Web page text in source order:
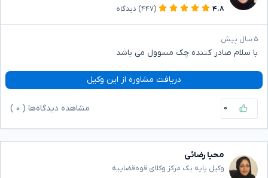
۴.۸
(۴۴۷) دیدگاه
۵ سال پیش
با سلام صادر کننده چک مسوول می باشد
دریافت مشاوره از این وکیل
۰ مشاهده دیدگاه‌ها ( ۰
محیا رضائی
وکیل پایه یک مرکز وکلای قوه‌قضاییه